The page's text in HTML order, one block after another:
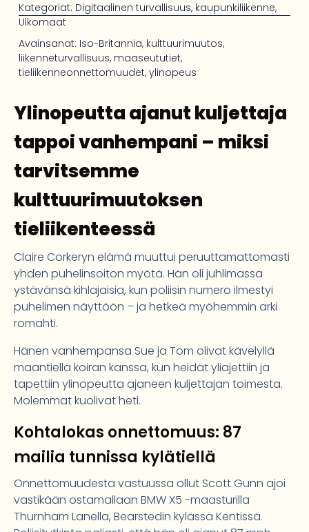
Kategoriat: Digitaalinen turvallisuus, kaupunkiliikenne,
Ulkomaat
Avainsanat: Iso-Britannia, kulttuurimuutos,
liikenneturvallisuus, maaseututiet,
tieliikenneonnettomuudet, ylinopeus
Ylinopeutta ajanut kuljettaja
tappoi vanhempani – miksi
tarvitsemme
kulttuurimuutoksen
tieliikenteessä
Claire Corkeryn elämä muuttui peruuttamattomasti
yhden puhelinsoiton myötä. Hän oli juhlimassa
ystävänsä kihlajaisia, kun poliisin numero ilmestyi
puhelimen näyttöön – ja hetkeä myöhemmin arki
romahti.
Hänen vanhempansa Sue ja Tom olivat kävelyllä
maantiellä koiran kanssa, kun heidät yliajettiin ja
tapettiin ylinopeutta ajaneen kuljettajan toimesta.
Molemmat kuolivat heti.
Kohtalokas onnettomuus: 87
mailia tunnissa kylätiellä
Onnettomuudesta vastuussa ollut Scott Gunn ajoi
vastikään ostamallaan BMW X5 -maasturilla
Thurnham Lanella, Bearstedin kylässä Kentissä.